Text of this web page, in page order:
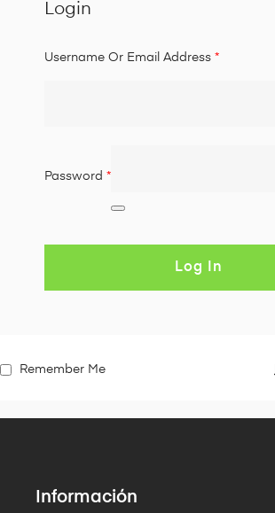
Login
Username Or Email Address *
Password *
Log In
Remember Me
Información